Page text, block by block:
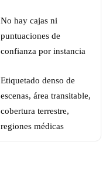
No hay cajas ni
puntuaciones de
confianza por instancia
Etiquetado denso de
escenas, área transitable,
cobertura terrestre,
regiones médicas